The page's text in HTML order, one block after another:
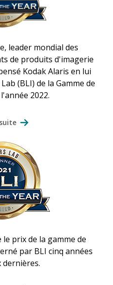
leader mondial des
de produits d'imagerie
Kodak Alaris en lui
(BLI) de la Gamme de
2022.
prix de la gamme de
par BLI cinq années
dernières.